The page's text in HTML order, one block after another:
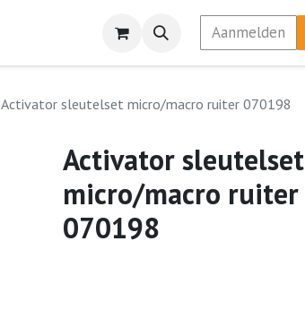
Aanmelden
Activator sleutelset micro/macro ruiter 070198
Activator sleutelset
micro/macro ruiter
070198